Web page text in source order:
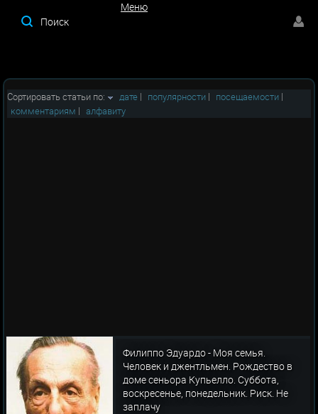
Меню
Сортировать статьи по: дате | популярности | посещаемости |
комментариям | алфавиту
Филиппо Эдуардо - Моя семья.
Человек и джентльмен. Рождество в
доме сеньора Купьелло. Суббота,
воскресенье, понедельник. Риск. Не
заплачу